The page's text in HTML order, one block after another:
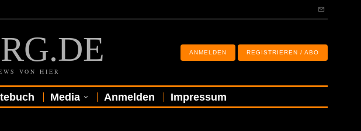
VON HIER
ANMELDEN REGISTRIEREN / ABO
Media Anmelden Impressum